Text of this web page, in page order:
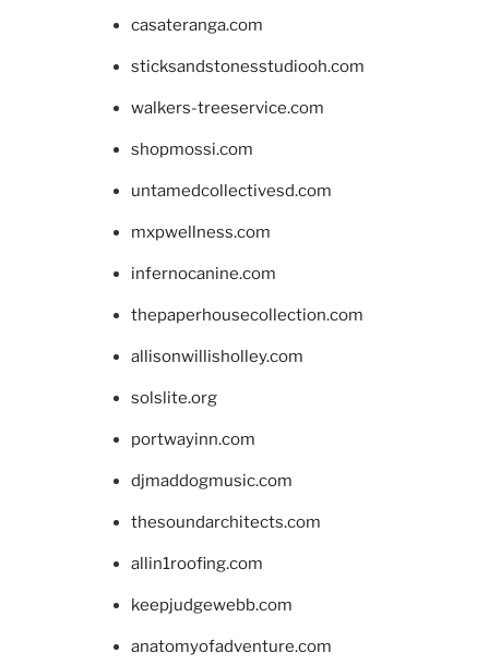
casateranga.com
sticksandstonesstudiooh.com
walkers-treeservice.com
shopmossi.com
untamedcollectivesd.com
mxpwellness.com
infernocanine.com
thepaperhousecollection.com
allisonwillisholley.com
solslite.org
portwayinn.com
djmaddogmusic.com
thesoundarchitects.com
allin1roofing.com
keepjudgewebb.com
anatomyofadventure.com